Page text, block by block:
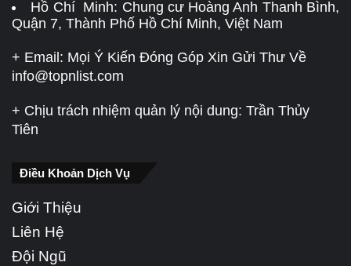
Hồ Chí Minh: Chung cư Hoàng Anh Thanh Bình,
Quận 7, Thành Phố Hồ Chí Minh, Việt Nam
+ Email: Mọi Ý Kiến Đóng Góp Xin Gửi Thư Về
info@topnlist.com
+ Chịu trách nhiệm quản lý nội dung: Trần Thủy
Tiên
Điều Khoản Dịch Vụ
Giới Thiệu
Liên Hệ
Đội Ngũ